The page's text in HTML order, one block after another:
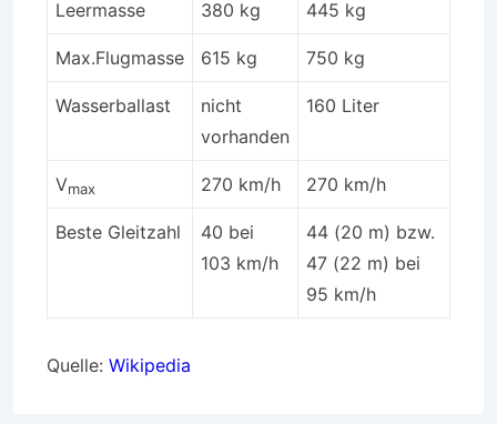
Leermasse 380 kg 445 kg
Max.Flugmasse 615 kg 750 kg
Wasserballast
nicht
vorhanden
160 Liter
Vmax 270 km/h 270 km/h
Beste Gleitzahl
40 bei
103 km/h
44 (20 m) bzw.
47 (22 m) bei
95 km/h
Quelle: Wikipedia